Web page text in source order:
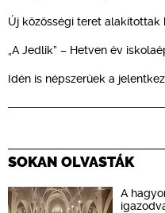
Új közösségi teret alakítottak
„A Jedlik” – Hetven év
Idén is népszerűek a
SOKAN OLVASTÁK
A